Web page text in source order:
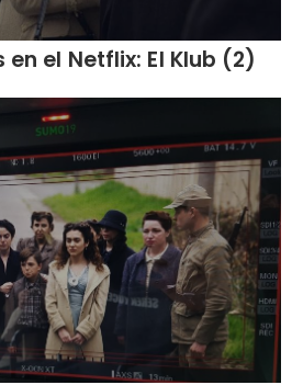
en el Netflix: El Klub (2)